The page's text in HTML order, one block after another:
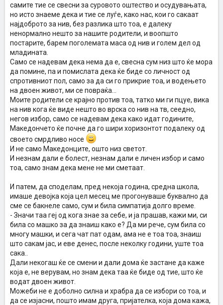
самите тие се свесни за суровото оштество и осудувањата,
но исто знаеме дека и тие се луѓе, како нас, кои го сакаат
најдоброто за нив, без разлика што тоа, е далеку
ненормално нешто за нашите родители, и воопшто
постарите, барем поголемата маса од нив и голем дел од
младината.
Само се надевам дека нема да е, свесна сум низ што ќе мора
да помине, па и помислата дека ќе биде со личност од
спротивниот пол, само за да си го прикрие тоа, и водењето
на двоен живот, ми се повраќа...
Моите родители се крајно против тоа, татко ми ги пцуе, вика
на нив кога ќе виде нешто во врска со нив на тв, сеедно,
негов избор, само се надевам дека како идат годините,
Македончето ќе почне да го шири хоризонтот подалеку од
своето смрдливо носе
И не само Македонците, ошто низ светот.
И незнам дали е болест, незнам дали е личен избор и само
тоа, само знам дека мене не ми сметаат.
И патем, да споделам, пред некоја година, средна школа,
имаше девојка која цел месец ме прогонуваше буквално да
сме се бакнеле само, сум и била симпатија долго време.
- Значи таа геј од кога знае за себе, и ја прашав, кажи ми, си
била со машко за да знаиш како е? Да ми рече, сум била со
многу машки, и сега чат пат одам, ама не е тоа тоа, знаиш
што сакам јас, и еве денес, после неколку години, уште тоа
сака..
Дали некогаш ќе се смени и дали дома ќе застане да каже
која е, не верувам, но знам дека таа ќе биде од тие, што ќе
водат двоен живот.
Можеби не е доболно силна и храбра да се избори со тоа, и
да се изјасни, пошто имам друга, пријателка, која дома кажа,